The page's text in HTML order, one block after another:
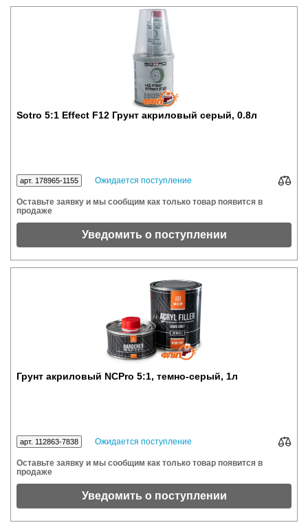
Sotro 5:1 Effect F12 Грунт акриловый серый, 0.8л
арт. 178965-1155 Ожидается поступление
Оставьте заявку и мы сообщим как только товар появится в
продаже
Уведомить о поступлении
Грунт акриловый NCPro 5:1, темно-серый, 1л
арт. 112863-7838 Ожидается поступление
Оставьте заявку и мы сообщим как только товар появится в
продаже
Уведомить о поступлении